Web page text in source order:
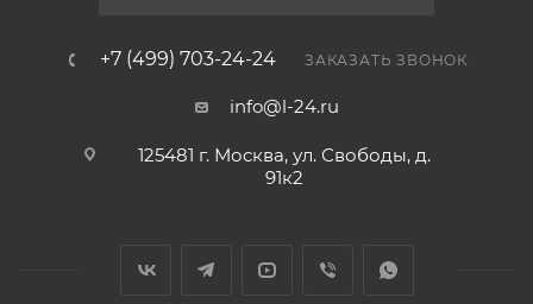
+7 (499) 703-24-24 ЗАКАЗАТЬ ЗВОНОК
info@l-24.ru
125481 г. Москва, ул. Свободы, д.
91к2